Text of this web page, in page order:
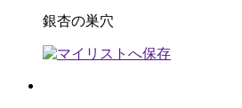
銀杏の巣穴